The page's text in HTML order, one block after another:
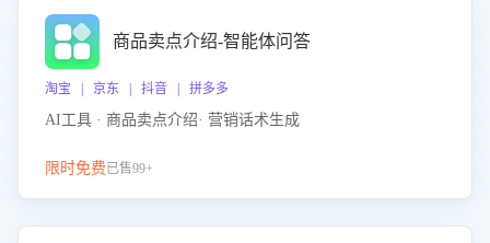
商品卖点介绍-智能体问答
淘宝 | 京东 | 抖音 | 拼多多
AI工具 · 商品卖点介绍· 营销话术生成
限时免费已售99+